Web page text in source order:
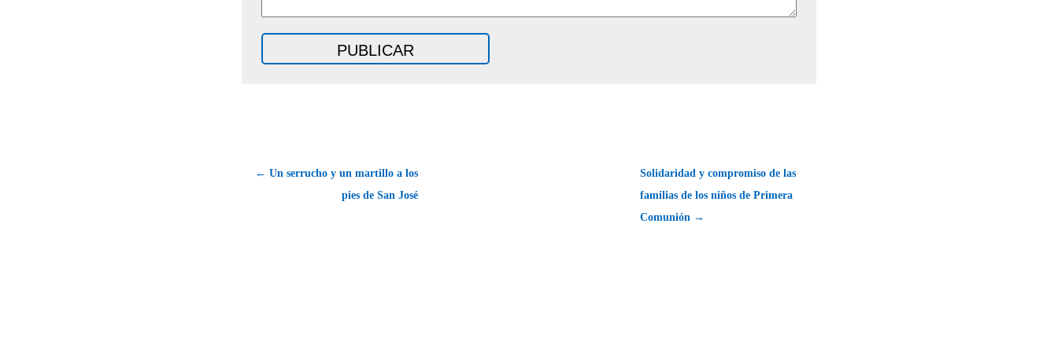
← Un serrucho y un martillo a los
pies de San José
Solidaridad y compromiso de las
familias de los niños de Primera
Comunión →